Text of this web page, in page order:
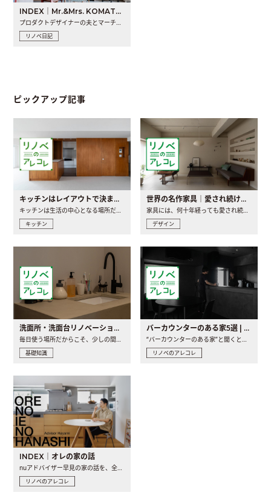
INDEX｜Mr.&Mrs. KOMATSU renovation diary
リノベ日記
ピックアップ記事
キッチンはレイアウトで決まる。後悔しないための考え方と選び方
キッチンは生活の中心となる場所だからこそ、家の中のどこに置..
キッチン
世界の名作家具｜愛され続ける理由と一生モノとの出会い方
家具には、何十年経っても愛され続ける「名作」と呼ばれるもの..
デザイン
洗面所・洗面台リノベーションの事例と間取りアイデア
基礎知識
バーカウンターのある家5選 | 日常に馴染む“距離の近い”キッチンとは
リノベのアレコレ
INDEX｜オレの家の話
nuアドバイザー早見の家の話を、全4話でお届け。リノベーションを..
リノベのアレコレ